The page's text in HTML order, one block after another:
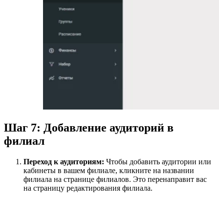
Шаг 7: Добавление аудиторий в
филиал
Переход к аудиториям: Чтобы добавить аудитории или
кабинеты в вашем филиале, кликните на названии
филиала на странице филиалов. Это перенаправит вас
на страницу редактирования филиала.